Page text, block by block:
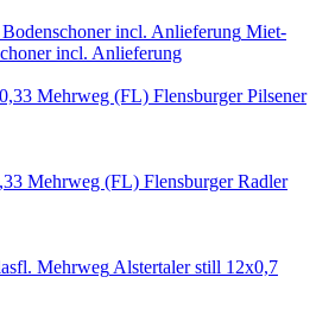
Miet-
incl. Anlieferung
Flensburger Pilsener
Flensburger Radler
Alstertaler still 12x0,7